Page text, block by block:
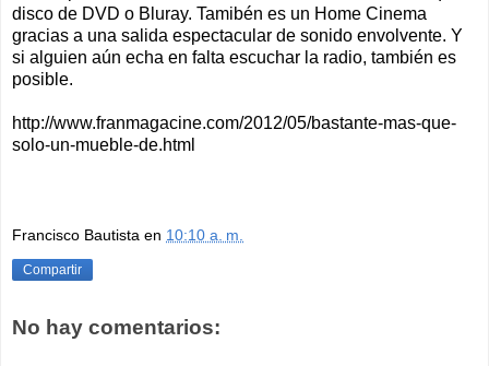
disco de DVD o Bluray. Tamibén es un Home Cinema
gracias a una salida espectacular de sonido envolvente. Y
si alguien aún echa en falta escuchar la radio, también es
posible.
http://www.franmagacine.com/2012/05/bastante-mas-que-
solo-un-mueble-de.html
Francisco Bautista en 10:10 a. m.
Compartir
No hay comentarios: